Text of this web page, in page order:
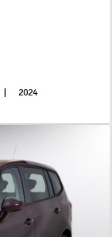
2024